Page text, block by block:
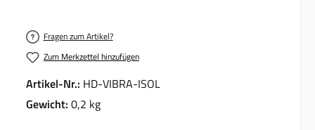
Fragen zum Artikel?
Zum Merkzettel hinzufügen
Artikel-Nr.: HD-VIBRA-ISOL
Gewicht: 0,2 kg